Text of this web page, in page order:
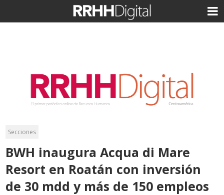
Secciones
BWH inaugura Acqua di Mare
Resort en Roatán con inversión
de 30 mdd y más de 150 empleos